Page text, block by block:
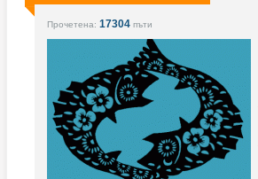
Прочетена: 17304 пъти